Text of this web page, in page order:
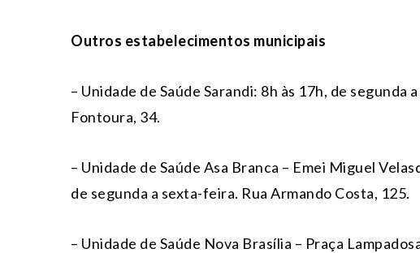
Outros estabelecimentos municipais
– Unidade de Saúde Sarandi: 8h às 17h, de
Fontoura, 34.
– Unidade de Saúde Asa Branca – Emei Miguel
de segunda a sexta-feira. Rua Armando Costa, 125.
– Unidade de Saúde Nova Brasília – Praça